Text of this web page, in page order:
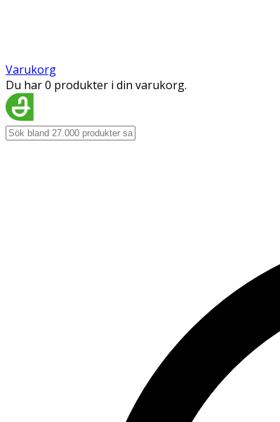
Varukorg
Du har 0 produkter i din varukorg.